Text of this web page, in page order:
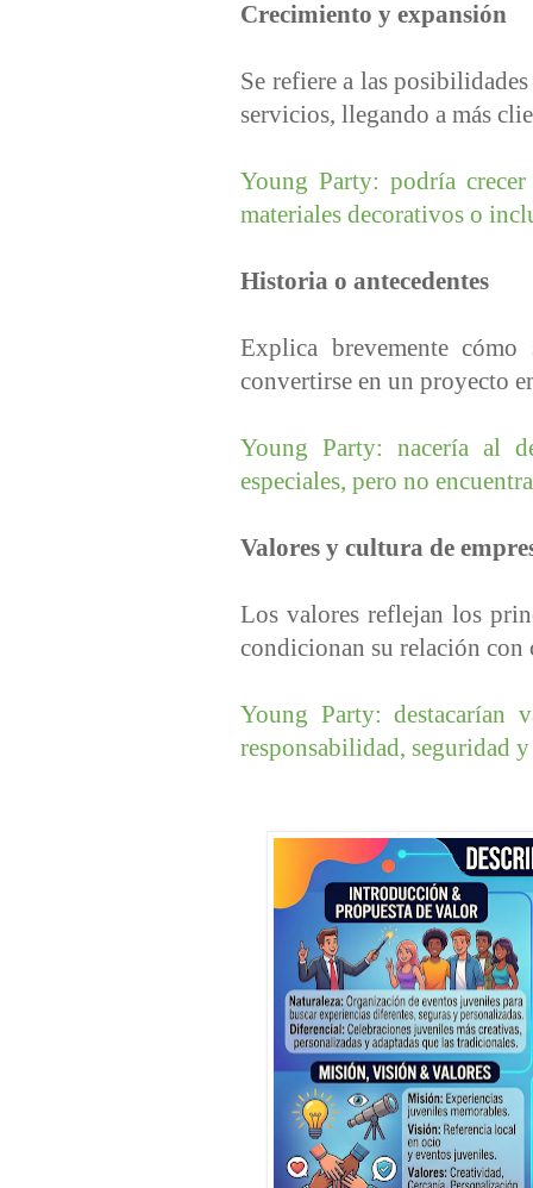
Crecimiento y expansión
Se refiere a las
servicios, llegando a más
Young Party: podría
materiales decorativos o
Historia o antecedentes
Explica brevemente
convertirse en un proyecto
Young Party: nacería al
especiales, pero no
Valores y cultura de
Los valores reflejan los
condicionan su relación con
Young Party: destacarían
responsabilidad, seguridad